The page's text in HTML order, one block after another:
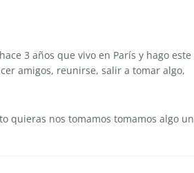
3 años que vivo en París y hago este
amigos, reunirse, salir a tomar algo,
quieras nos tomamos tomamos algo un